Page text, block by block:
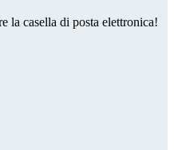
la casella di posta elettronica!